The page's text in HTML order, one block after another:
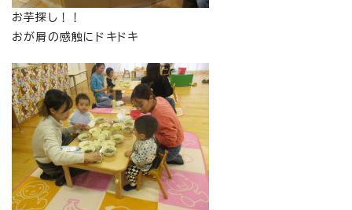
お芋探し！！
おが屑の感触にドキドキ